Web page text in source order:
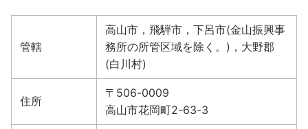
管轄
高山市，飛騨市，下呂市(金山振興事
務所の所管区域を除く。)，大野郡
(白川村)
住所
〒506-0009
高山市花岡町2-63-3